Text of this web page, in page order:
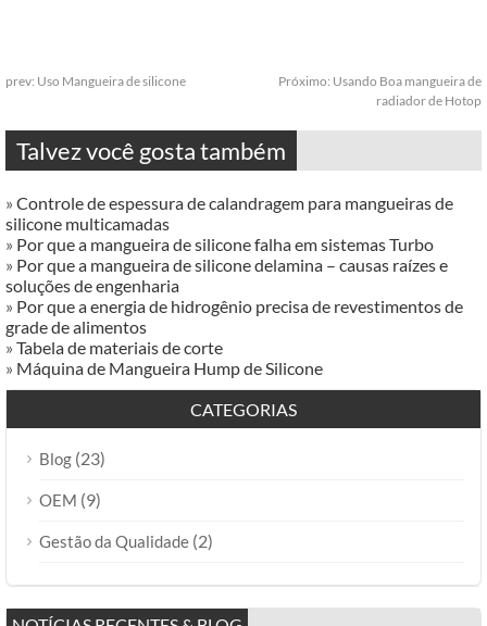
prev: Uso Mangueira de silicone Próximo: Usando Boa mangueira de
radiador de Hotop
Talvez você gosta também
» Controle de espessura de calandragem para mangueiras de
silicone multicamadas
» Por que a mangueira de silicone falha em sistemas Turbo
» Por que a mangueira de silicone delamina – causas raízes e
soluções de engenharia
» Por que a energia de hidrogênio precisa de revestimentos de
grade de alimentos
» Tabela de materiais de corte
» Máquina de Mangueira Hump de Silicone
CATEGORIAS
Blog (23)
OEM (9)
Gestão da Qualidade (2)